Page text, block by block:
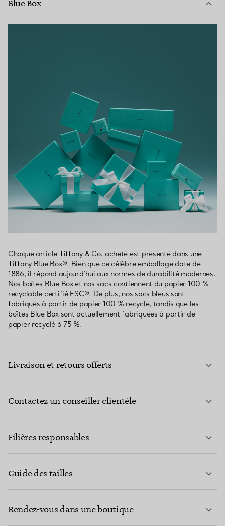
Blue Box
Chaque article Tiffany & Co. acheté est présenté dans une
Tiffany Blue Box®. Bien que ce célèbre emballage date de
1886, il répond aujourd’hui aux normes de durabilité modernes.
Nos boîtes Blue Box et nos sacs contiennent du papier 100 %
recyclable certifié FSC®. De plus, nos sacs bleus sont
fabriqués à partir de papier 100 % recyclé, tandis que les
boîtes Blue Box sont actuellement fabriquées à partir de
papier recyclé à 75 %.
Livraison et retours offerts
Contactez un conseiller clientèle
Filières responsables
Guide des tailles
Rendez-vous dans une boutique